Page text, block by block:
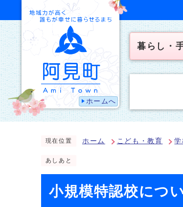
ホームへ
暮らし・
現在位置 ホーム こども・教育 学
あしあと
小規模特認校につ